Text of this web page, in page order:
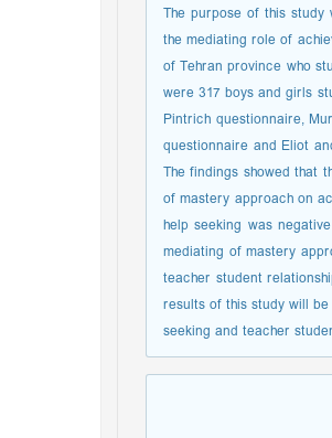
The purpose of this
the mediating role of
of Tehran province who
were 317 boys and girls
Pintrich questionnaire,
questionnaire and Eliot
The findings showed that
of mastery approach on
help seeking was
mediating of mastery
teacher student
results of this study will
seeking and teacher